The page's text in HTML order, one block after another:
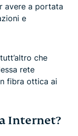
avere a portata
e
che
rete
fibra ottica ai
Internet?